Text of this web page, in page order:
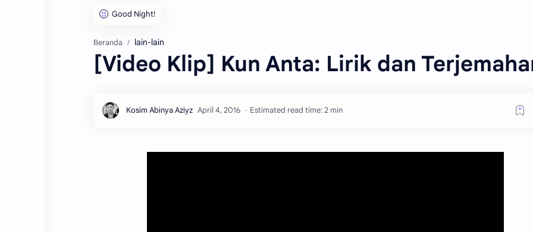
Beranda lain-lain
[Video Klip] Kun Anta: Lirik dan
Estimated read time: 2 min